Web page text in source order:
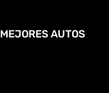
MEJORES AUTOS